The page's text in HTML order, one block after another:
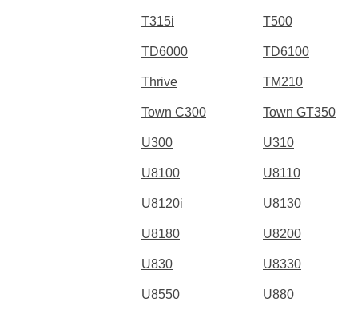
T315i T500
TD6000 TD6100
Thrive TM210
Town C300 Town GT350
U300 U310
U8100 U8110
U8120i U8130
U8180 U8200
U830 U8330
U8550 U880